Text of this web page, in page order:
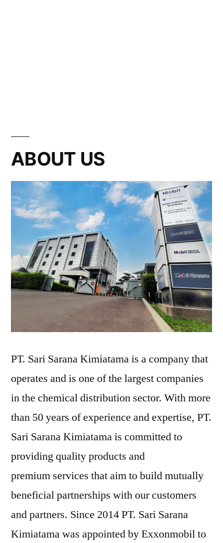
ABOUT US
PT. Sari Sarana Kimiatama is a company that
operates and is one of the largest companies
in the chemical distribution sector. With more
than 50 years of experience and expertise, PT.
Sari Sarana Kimiatama is committed to
providing quality products and
premium services that aim to build mutually
beneficial partnerships with our customers
and partners. Since 2014 PT. Sari Sarana
Kimiatama was appointed by Exxonmobil to